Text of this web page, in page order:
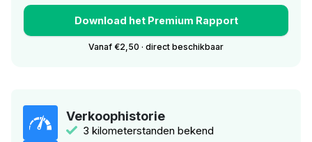
Download het Premium Rapport
Vanaf €2,50 · direct beschikbaar
Verkoophistorie
3 kilometerstanden bekend